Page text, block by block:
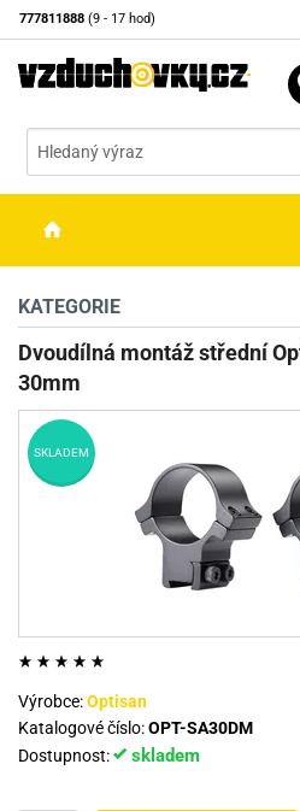
777811888 (9 - 17 hod)
OPTIKA
STŘELIVO
PŘÍSLUŠENSTVÍ
DETEKTORY KOVŮ
KATEGORIE
Dvoudílná montáž střední
30mm
SKLADEM
Výrobce:Optisan
Katalogové číslo:OPT-SA30DM
Dostupnost:
skladem